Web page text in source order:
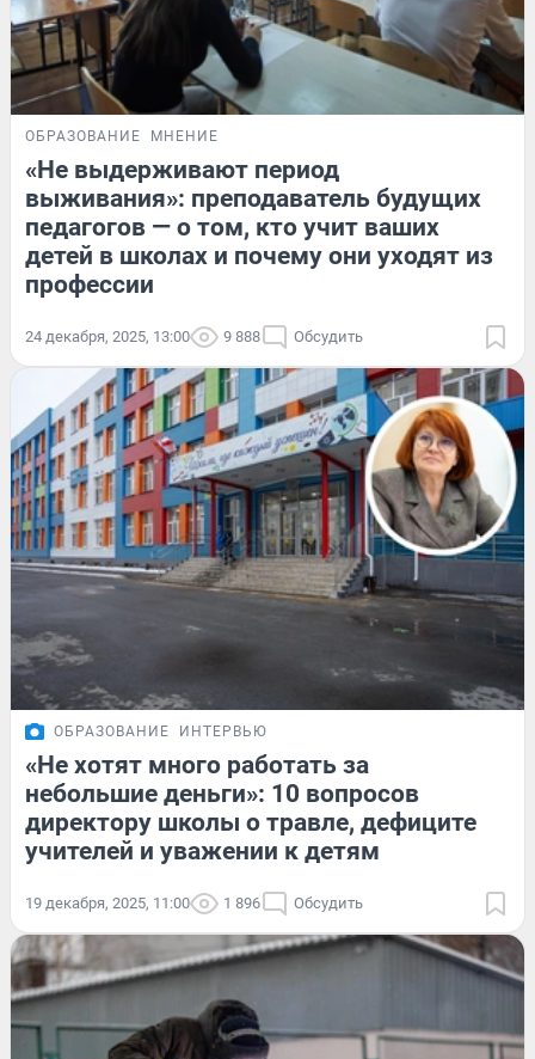
ОБРАЗОВАНИЕ МНЕНИЕ
«Не выдерживают период
выживания»: преподаватель будущих
педагогов — о том, кто учит ваших
детей в школах и почему они уходят из
профессии
24 декабря, 2025, 13:00 9 888 Обсудить
ОБРАЗОВАНИЕ ИНТЕРВЬЮ
«Не хотят много работать за
небольшие деньги»: 10 вопросов
директору школы о травле, дефиците
учителей и уважении к детям
19 декабря, 2025, 11:00 1 896 Обсудить